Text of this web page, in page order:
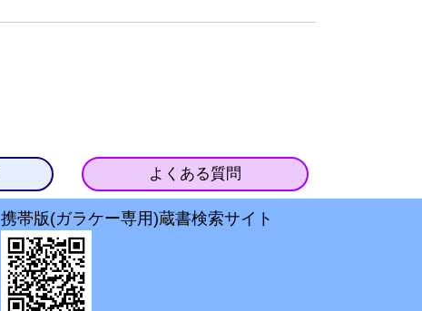
よくある質問
携帯版(ガラケー専用)蔵書検索サイト